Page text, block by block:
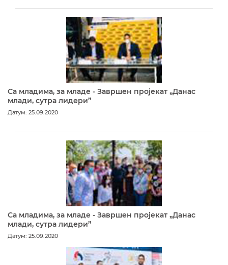
Са младима, за младе - Завршен пројекат „Данас
млади, сутра лидери”
Датум: 25.09.2020
Са младима, за младе - Завршен пројекат „Данас
млади, сутра лидери”
Датум: 25.09.2020